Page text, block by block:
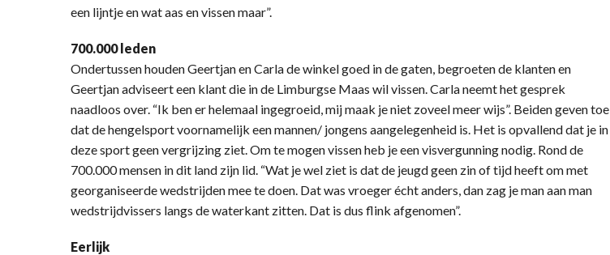
een lijntje en wat aas en vissen maar”.
700.000 leden
Ondertussen houden Geertjan en Carla de winkel goed in de gaten, begroeten de klanten en
Geertjan adviseert een klant die in de Limburgse Maas wil vissen. Carla neemt het gesprek
naadloos over. “Ik ben er helemaal ingegroeid, mij maak je niet zoveel meer wijs”. Beiden geven toe
dat de hengelsport voornamelijk een mannen/ jongens aangelegenheid is. Het is opvallend dat je in
deze sport geen vergrijzing ziet. Om te mogen vissen heb je een visvergunning nodig. Rond de
700.000 mensen in dit land zijn lid. “Wat je wel ziet is dat de jeugd geen zin of tijd heeft om met
georganiseerde wedstrijden mee te doen. Dat was vroeger écht anders, dan zag je man aan man
wedstrijdvissers langs de waterkant zitten. Dat is dus flink afgenomen”.
Eerlijk